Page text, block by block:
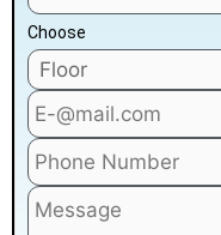
Choose